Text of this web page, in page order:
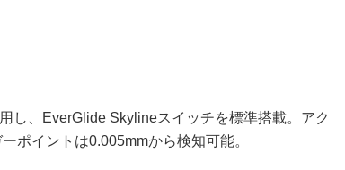
し、EverGlide Skylineスイッチを標準搭載。アク
ポイントは0.005mmから検知可能。